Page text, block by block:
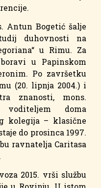
Antun Bogetić šalje
duhovnosti na
u Rimu. Za
u Papinskom
Po završetku
(20. lipnja 2004.) i
znanosti, mons.
doma
kolegija – klasične
do prosinca 1997.
ravnatelja Caritasa
2015. vrši službu